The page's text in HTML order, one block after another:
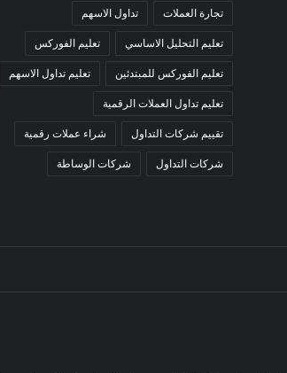
تجارة العملات تداول الاسهم
تعليم التحليل الاساسي تعليم الفوركس
تعليم الفوركس للمبتدئين تعليم تداول الاسهم
تعليم تداول العملات الرقمية
تقييم شركات التداول شراء عملات رقمية
شركات التداول شركات الوساطة